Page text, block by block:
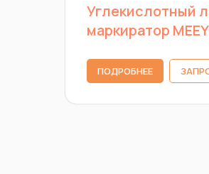
Углекислотный
маркиратор
ПОДРОБНЕЕ